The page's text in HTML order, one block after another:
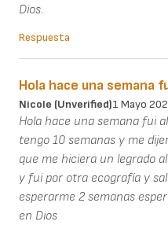
Dios.
Respuesta
Hola hace una semana
Nicole (unverified)1 Mayo
Hola hace una semana fui
tengo 10 semanas y me
que me hiciera un legrado
y fui por otra ecografía y
esperarme 2 semanas
en Dios